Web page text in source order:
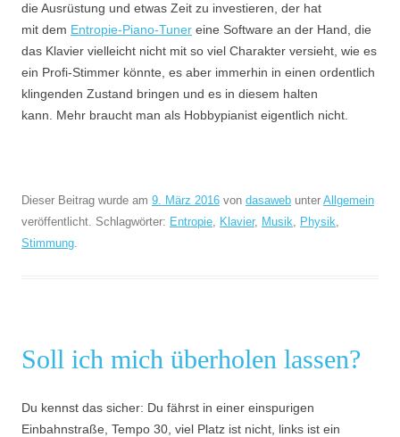
die Ausrüstung und etwas Zeit zu investieren, der hat
mit dem Entropie-Piano-Tuner eine Software an der Hand, die
das Klavier vielleicht nicht mit so viel Charakter versieht, wie es
ein Profi-Stimmer könnte, es aber immerhin in einen ordentlich
klingenden Zustand bringen und es in diesem halten
kann. Mehr braucht man als Hobbypianist eigentlich nicht.
Dieser Beitrag wurde am 9. März 2016 von dasaweb unter Allgemein
veröffentlicht. Schlagwörter: Entropie, Klavier, Musik, Physik,
Stimmung.
Soll ich mich überholen lassen?
Du kennst das sicher: Du fährst in einer einspurigen
Einbahnstraße, Tempo 30, viel Platz ist nicht, links ist ein